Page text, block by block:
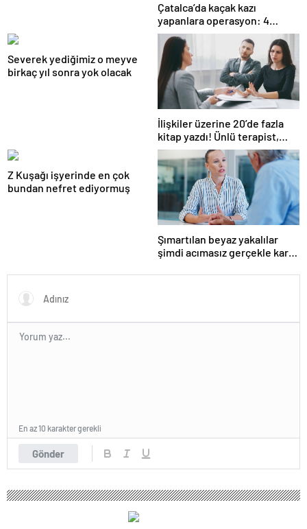
Çatalca’da kaçak kazı
yapanlara operasyon: 4
gözaltı
Severek yediğimiz o meyve
birkaç yıl sonra yok olacak
İlişkiler üzerine 20’de fazla
kitap yazdı! Ünlü terapist,
boşanmaların gerçek
suçlularını açıklıyor
Z Kuşağı işyerinde en çok
bundan nefret ediyormuş
Şımartılan beyaz yakalılar
şimdi acımasız gerçekle karşı
Gönder
En az 10 karakter gerekli